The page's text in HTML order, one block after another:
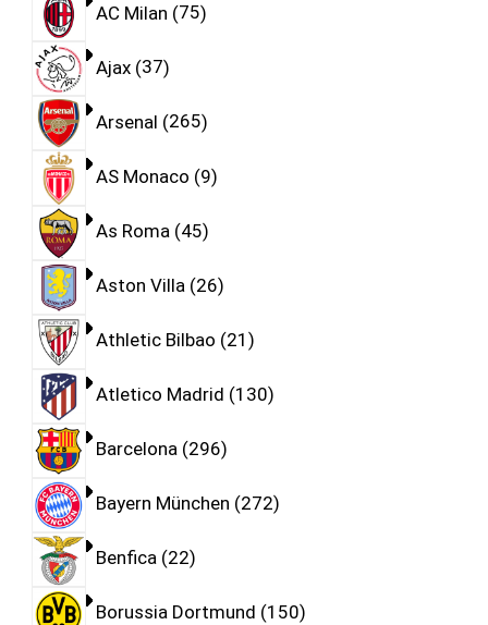
AC Milan 75
Ajax 37
Arsenal 265
AS Monaco 9
As Roma 45
Aston Villa 26
Athletic Bilbao 21
Atletico Madrid 130
Barcelona 296
Bayern München 272
Benfica 22
Borussia Dortmund 150